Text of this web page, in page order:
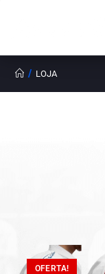
/ LOJA
OFERTA!